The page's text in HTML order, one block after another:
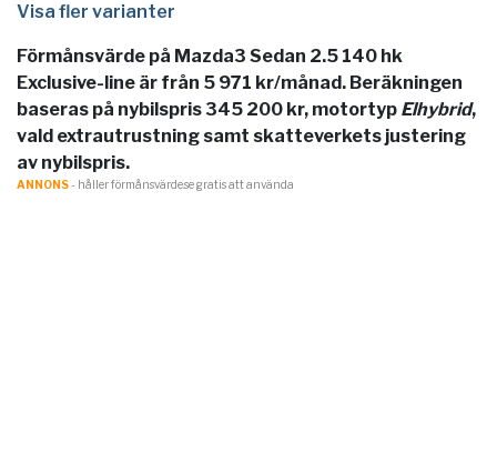
Visa fler varianter
Förmånsvärde på Mazda3 Sedan 2.5 140 hk
Exclusive-line är från 5 971 kr/månad. Beräkningen
baseras på nybilspris 345 200 kr, motortyp Elhybrid,
vald extrautrustning samt skatteverkets justering
av nybilspris.
ANNONS- håller förmånsvärde.se gratis att använda